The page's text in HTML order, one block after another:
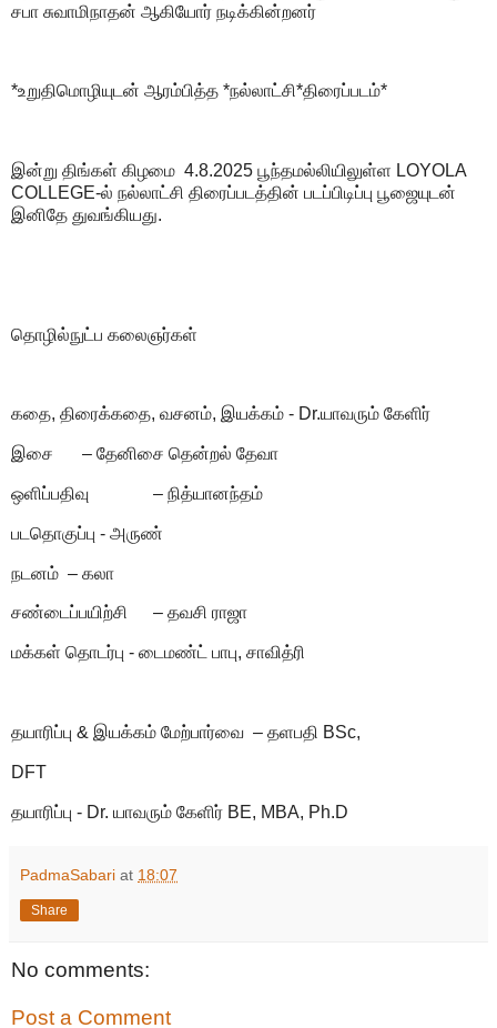
சபா சுவாமிநாதன் ஆகியோர் நடிக்கின்றனர்
*உறுதிமொழியுடன் ஆரம்பித்த *நல்லாட்சி*திரைப்படம்*
இன்று திங்கள் கிழமை 4.8.2025 பூந்தமல்லியிலுள்ள LOYOLA
COLLEGE-ல் நல்லாட்சி திரைப்படத்தின் படப்பிடிப்பு பூஜையுடன்
இனிதே துவங்கியது.
தொழில்நுட்ப கலைஞர்கள்
கதை, திரைக்கதை, வசனம், இயக்கம் - Dr.யாவரும் கேளிர்
இசை – தேனிசை தென்றல் தேவா
ஒளிப்பதிவு – நித்யானந்தம்
படதொகுப்பு - அருண்
நடனம் – கலா
சண்டைப்பயிற்சி – தவசி ராஜா
மக்கள் தொடர்பு - டைமண்ட் பாபு, சாவித்ரி
தயாரிப்பு & இயக்கம் மேற்பார்வை – தளபதி BSc,
DFT
தயாரிப்பு - Dr. யாவரும் கேளிர் BE, MBA, Ph.D
PadmaSabari at 18:07
Share
No comments:
Post a Comment